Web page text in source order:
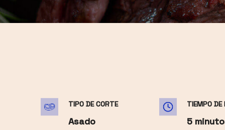
TIPO DE CORTE
Asado
TIEMPO DE
5